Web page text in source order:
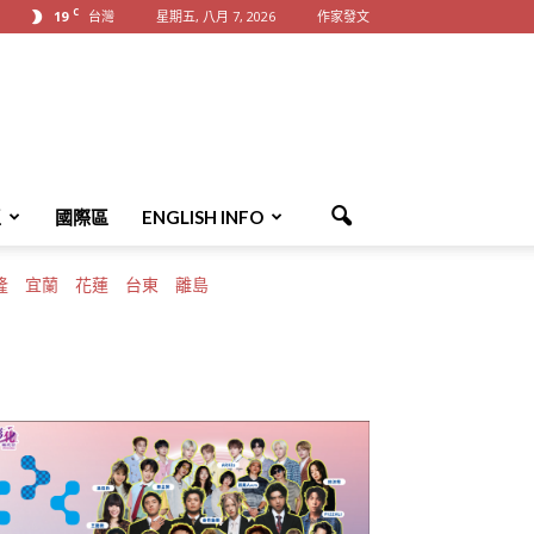
19 C 台灣 星期五, 八月 7, 2026 作家發文
國際區 ENGLISH INFO
宜蘭 花蓮 台東 離島